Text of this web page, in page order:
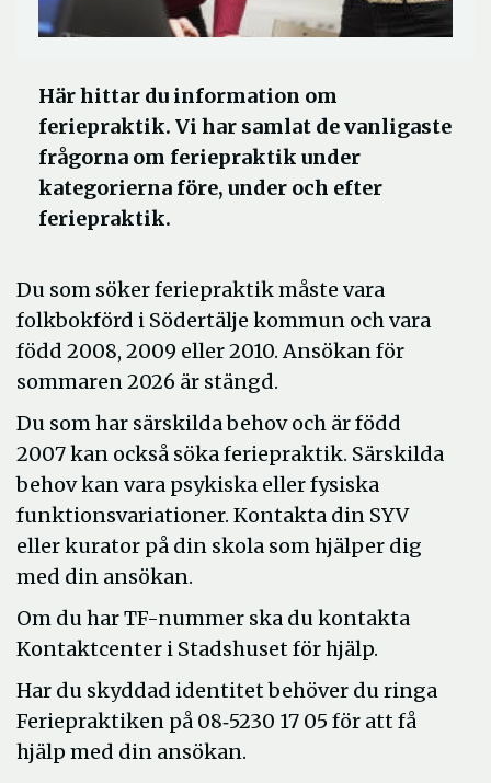
Här hittar du information om
feriepraktik. Vi har samlat de vanligaste
frågorna om feriepraktik under
kategorierna före, under och efter
feriepraktik.
Du som söker feriepraktik måste vara
folkbokförd i Södertälje kommun och vara
född 2008, 2009 eller 2010. Ansökan för
sommaren 2026 är stängd.
Du som har särskilda behov och är född
2007 kan också söka feriepraktik. Särskilda
behov kan vara psykiska eller fysiska
funktionsvariationer. Kontakta din SYV
eller kurator på din skola som hjälper dig
med din ansökan.
Om du har TF-nummer ska du kontakta
Kontaktcenter i Stadshuset för hjälp.
Har du skyddad identitet behöver du ringa
Feriepraktiken på 08‑5230 17 05 för att få
hjälp med din ansökan.